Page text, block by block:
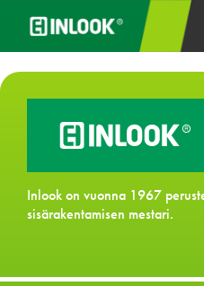
Inlook on vuonna 1967
sisärakentamisen mestari.